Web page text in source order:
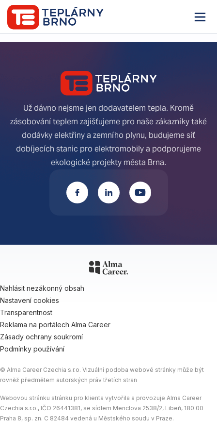
TOGGLE
Něco se pokazilo, zkuste to prosím znova.
Už dávno nejsme jen dodavatelem tepla. Kromě
zásobování teplem zajišťujeme pro naše zákazníky také
dodávky elektřiny a zemního plynu, budujeme síť
dobíjecích stanic pro elektromobily a podporujeme
ekologické projekty města Brna.
Nahlásit nezákonný obsah
Nastavení cookies
Transparentnost
Reklama na portálech Alma Career
Zásady ochrany soukromí
Podmínky používání
© Alma Career Czechia s.r.o. Vizuální podoba webové stránky může být
rovněž předmětem autorských práv třetích stran
Webovou stránku stránku pro klienta vytvořila a provozuje Alma Career
Czechia s.r.o., IČO 26441381, se sídlem Menclova 2538/2, Libeň, 180 00
Praha 8, sp. zn. C 82484 vedená u Městského soudu v Praze.